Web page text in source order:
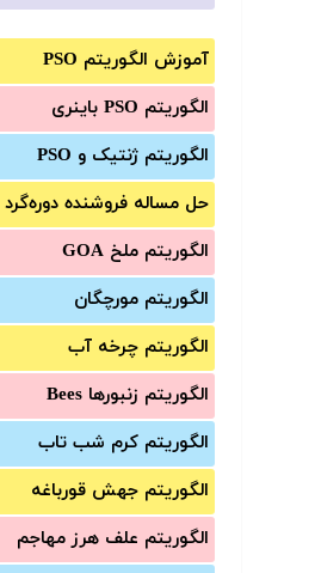
آموزش الگوریتم PSO
الگوریتم PSO باینری
الگوریتم ژنتیک و PSO
حل مساله فروشنده دوره‌گرد
الگوریتم ملخ GOA
الگوریتم مورچگان
الگوریتم چرخه آب
الگوریتم زنبورها Bees
الگوریتم کرم شب تاب
الگوریتم جهش قورباغه
الگوریتم علف هرز مهاجم